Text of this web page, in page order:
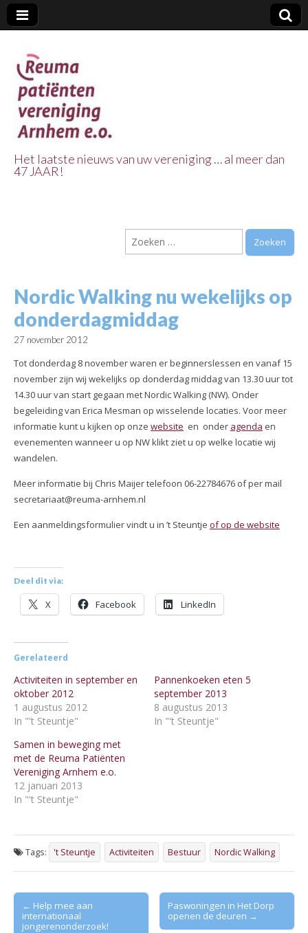
Vereniging
Arnhem e.o.
Het laatste nieuws van uw vereniging … al meer dan
47 JAAR!
Zoeken
naar:
Nordic Walking nu wekelijks op
donderdagmiddag
27 november 2012
Tot donderdag 8 november waren er beginnerslessen en vanaf 15
november zijn wij wekelijks op donderdag middag van 13.30 uur tot
14.30 uur van start gegaan met Nordic Walking (NW). Onder
begeleiding van Erica Mesman op wisselende locaties. Voor meer
informatie kunt u kijken op onze website en onder agenda en
evenementen wanneer u op NW klikt ziet u op welke locatie wij
wandelen.
Meer informatie bij Chris Maijer telefoon 06-22784676 of per mail
secretariaat@reuma-arnhem.nl
Een aanmeldingsformulier vindt u in ’t Steuntje of op de website
Deel dit via:
X Facebook LinkedIn
Gerelateerd
Activiteiten in september en
oktober 2012
1 augustus 2012
In "'t Steuntje"
Pannenkoeken eten 5
september 2013
8 augustus 2013
In "'t Steuntje"
Samen in beweging met
met de Reuma Patiënten
Vereniging Arnhem e.o.
12 januari 2013
In "'t Steuntje"
Tags: 't Steuntje Activiteiten Bestuur Nordic Walking
Post
navigation
← Help mee aan
internationaal
jongerenonderzoek!
Paswoningen in Het Dorp
openen de deuren →